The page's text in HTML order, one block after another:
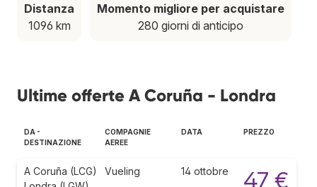
Distanza
1096 km
Momento migliore per acquistare
280 giorni di anticipo
Ultime offerte A Coruña - Londra
DA -
DESTINAZIONE
COMPAGNIE
AEREE
DATA PREZZO
A Coruña (LCG)
Vueling 14 ottobre 47 €